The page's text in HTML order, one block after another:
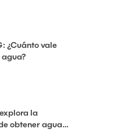
¿Cuánto vale
la
obtener agua